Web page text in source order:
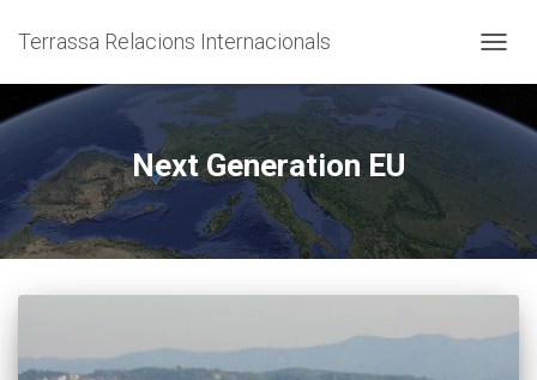
Terrassa Relacions Internacionals
Next Generation EU